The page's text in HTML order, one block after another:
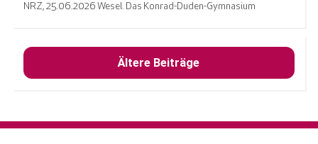
NRZ, 25.06.2026 Wesel. Das Konrad-Duden-Gymnasium
Ältere Beiträge